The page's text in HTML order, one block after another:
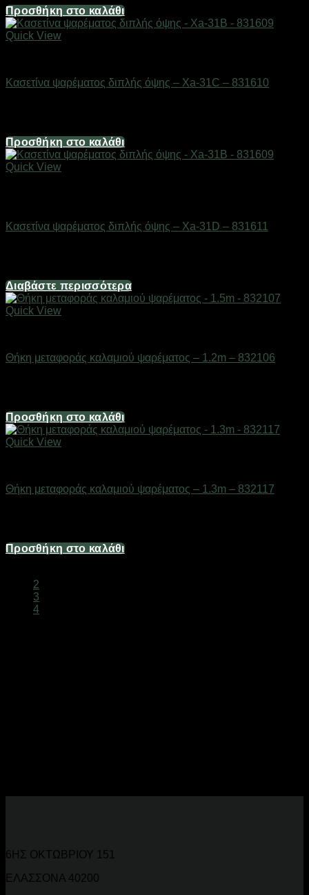
Προσθήκη στο καλάθι
Quick View
Κασετίνα ψαρέματος διπλής όψης – Xa-31C – 831610
Προσθήκη στο καλάθι
Quick View
Κασετίνα ψαρέματος διπλής όψης – Xa-31D – 831611
Διαβάστε περισσότερα
Quick View
Θήκη μεταφοράς καλαμιού ψαρέματος – 1.2m – 832106
Προσθήκη στο καλάθι
Quick View
Θήκη μεταφοράς καλαμιού ψαρέματος – 1.3m – 832117
Προσθήκη στο καλάθι
2
3
4
6ΗΣ ΟΚΤΩΒΡΙΟΥ 151
ΕΛΑΣΣΟΝΑ 40200